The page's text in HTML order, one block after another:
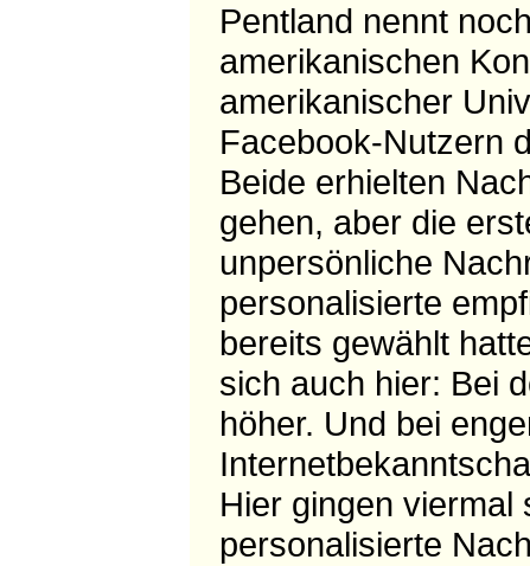
Pentland nennt
amerikanischen
amerikanischer
Facebook-Nutzern
Beide erhielten
gehen, aber die
unpersönliche
personalisierte
bereits gewählt
sich auch hier: Bei
höher. Und bei
Hier gingen viermal
personalisierte